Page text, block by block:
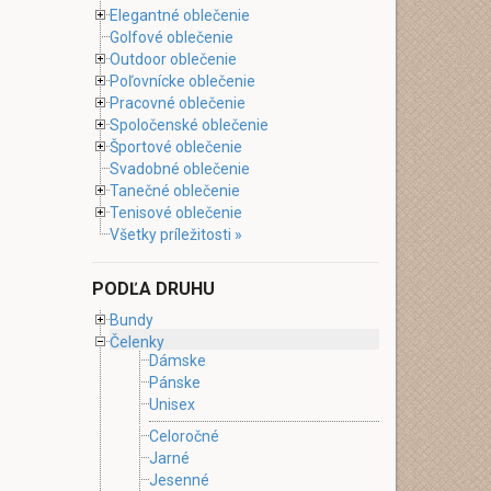
Elegantné oblečenie
Golfové oblečenie
Outdoor oblečenie
Poľovnícke oblečenie
Pracovné oblečenie
Spoločenské oblečenie
Športové oblečenie
Svadobné oblečenie
Tanečné oblečenie
Tenisové oblečenie
Všetky príležitosti »
PODĽA DRUHU
Bundy
Čelenky
Dámske
Pánske
Unisex
Celoročné
Jarné
Jesenné